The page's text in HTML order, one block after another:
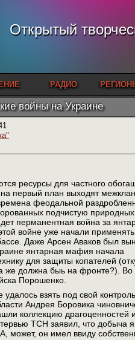
Открытый
РАДИО
войны на Украине
ресурсы для частного
первый план выходят
феодальной
подчистую природных
перманентная война за
войне уже начали
Даже Арсен Аваков был
янтарная мафия начала
для защиты копателей
же должна быь на фронте?). Во
Порошенко.
удалось взять под свой
Андрея Боровика
коллекцию
ТСН заявил, что добыча
А, может, он имел ввиду